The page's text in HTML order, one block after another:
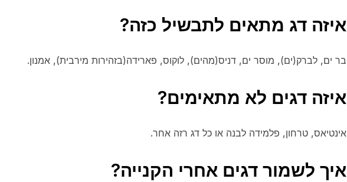
איזה דג מתאים לתבשיל כזה?
בר ים, לברק(ים), מוסר ים, דניס(מהים), לוקוס, פארידה(בזהירות מירבית), אמנון.
איזה דגים לא מתאימים?
אינטיאס, טרחון, פלמידה לבנה או כל דג רזה אחר.
איך לשמור דגים אחרי הקנייה?